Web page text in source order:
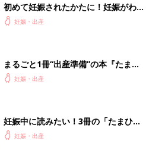
初めて妊娠されたかたに！妊娠がわか
ったら最初に読む本『初めてのたまご
妊娠・出産
まるごと1冊“出産準備”の本『たまご
クラブ 夏号』〈スペシャル大特集〉
妊娠・出産
妊娠中に読みたい！3冊の「たまひ
よ」妊娠・出産